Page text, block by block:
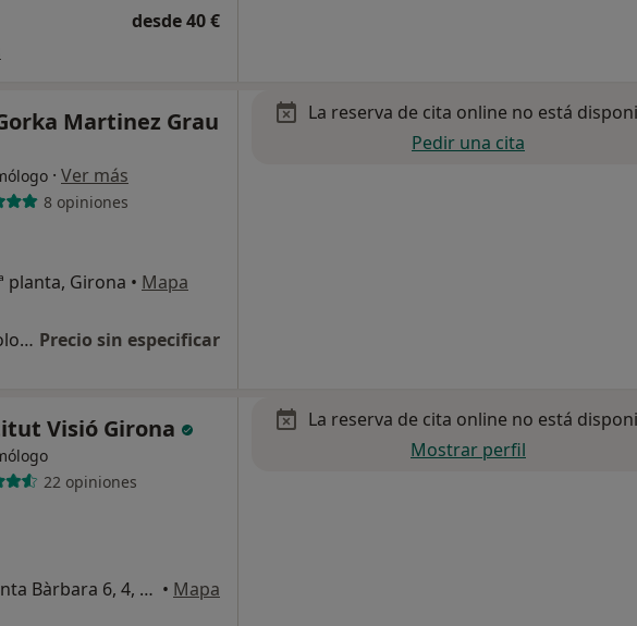
desde 40 €
Martinez Grau
· Ver más
8 opiniones
planta, Girona • Mapa
Primera visita Oftalmología Precio sin especificar
La reserva de cita online no está
Pedir una cita
Visió Girona
22 opiniones
Carrer Heroïnes de Santa Bàrbara 6, 4, Girona • Mapa
La reserva de cita online no está
Mostrar perfil